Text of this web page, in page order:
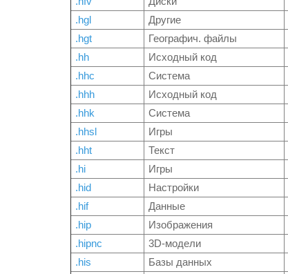
.hgl
Другие
.hgt
Географич. файлы
.hh
Исходный код
.hhc
Система
.hhh
Исходный код
.hhk
Система
.hhsl
Игры
.hht
Текст
.hi
Игры
.hid
Настройки
.hif
Данные
.hip
Изображения
.hipnc
3D-модели
.his
Базы данных